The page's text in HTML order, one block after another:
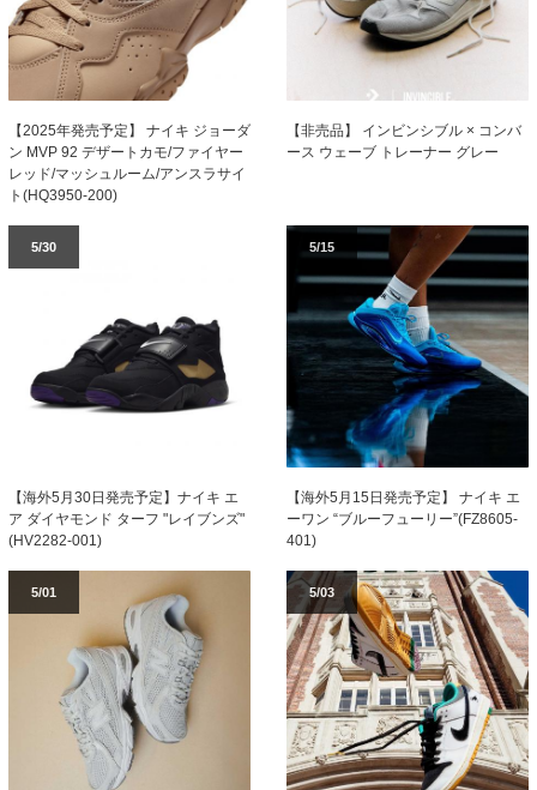
【2025年発売予定】 ナイキ ジョーダ
ン MVP 92 デザートカモ/ファイヤー
レッド/マッシュルーム/アンスラサイ
ト(HQ3950-200)
【非売品】 インビンシブル × コンバ
ース ウェーブ トレーナー グレー
5/30
【海外5月30日発売予定】ナイキ エ
ア ダイヤモンド ターフ "レイブンズ"
(HV2282-001)
5/15
【海外5月15日発売予定】 ナイキ エ
ーワン “ブルーフューリー”(FZ8605-
401)
5/01 5/03